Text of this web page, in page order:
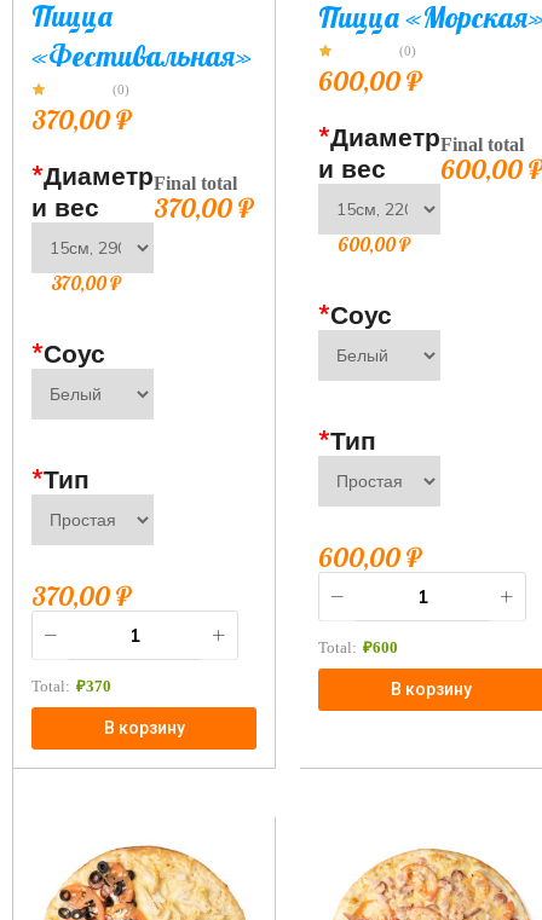
Пицца
«Фестивальная»
(0)
370,00₽
*Диаметр
и вес
370,00₽
*Соус
*Тип
Final total
370,00₽
370,00₽
Total: ₽370
В корзину
Пицца
(0)
600,00₽
*Диаметр
и вес
600,00₽
*Соус
*Тип
Final total
600,00
600,00₽
Total: ₽600
В корзину